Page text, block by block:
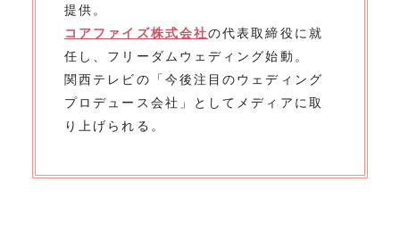
提供。
コアファイズ株式会社の代表取締役に就
任し、フリーダムウェディング始動。
関西テレビの「今後注目のウェディング
プロデュース会社」としてメディアに取
り上げられる。